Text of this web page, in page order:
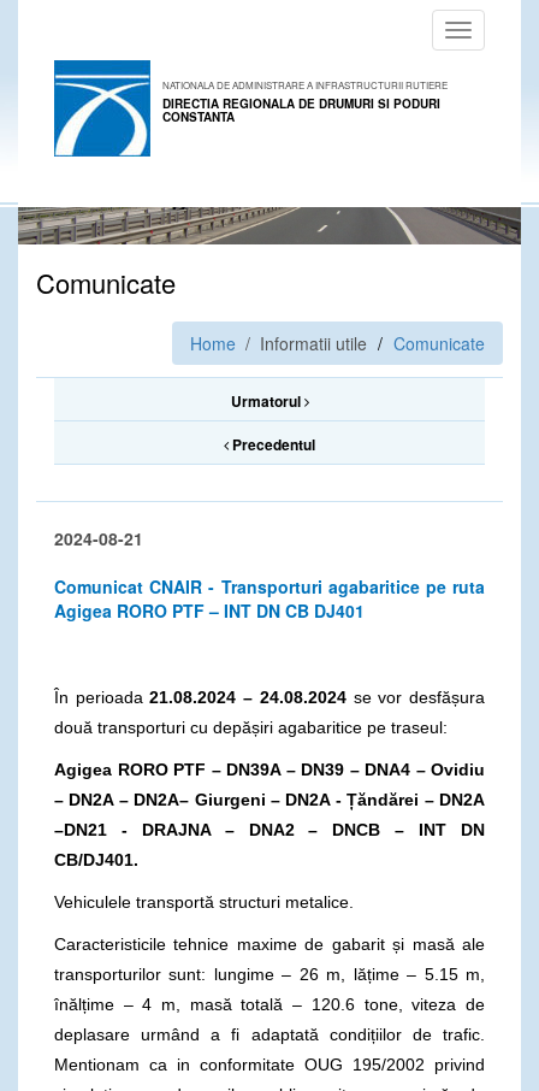
Toggle
navigation
NATIONALA DE ADMINISTRARE A INFRASTRUCTURII RUTIERE
DIRECTIA REGIONALA DE DRUMURI SI PODURI
CONSTANTA
Comunicate
Home / Informatii utile Comunicate
Urmatorul
Precedentul
2024-08-21
Comunicat CNAIR - Transporturi agabaritice pe ruta
Agigea RORO PTF – INT DN CB DJ401
În perioada21.08.2024 – 24.08.2024 se vor desfășura
două transporturi cu depășiri agabaritice pe traseul:
Agigea RORO PTF – DN39A – DN39 – DNA4 – Ovidiu
– DN2A – DN2A– Giurgeni – DN2A - Țăndărei – DN2A
–DN21 - DRAJNA – DNA2 – DNCB – INT DN
CB/DJ401.
Vehiculele transportă structuri metalice.
Caracteristicile tehnice maxime de gabarit și masă ale
transporturilor sunt: lungime – 26 m, lățime – 5.15 m,
înălțime – 4 m, masă totală – 120.6 tone, viteza de
deplasare urmând a fi adaptată condițiilor de trafic.
Mentionam ca in conformitate OUG 195/2002 privind